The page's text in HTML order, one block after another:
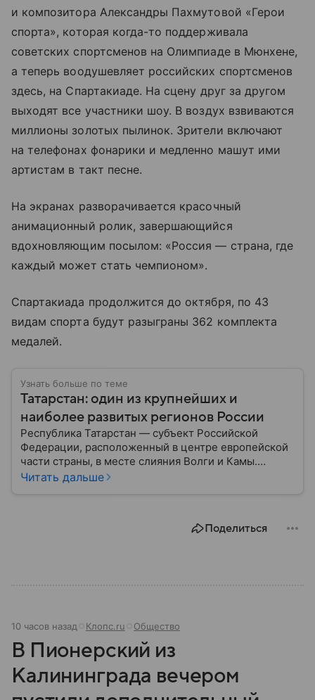
и композитора Александры Пахмутовой «Герои
спорта», которая когда-то поддерживала
советских спортсменов на Олимпиаде в Мюнхене,
а теперь воодушевляет российских спортсменов
здесь, на Спартакиаде. На сцену друг за другом
выходят все участники шоу. В воздух взвиваются
миллионы золотых пылинок. Зрители включают
на телефонах фонарики и медленно машут ими
артистам в такт песне.
На экранах разворачивается красочный
анимационный ролик, завершающийся
вдохновляющим посылом: «Россия — страна, где
каждый может стать чемпионом».
Спартакиада продолжится до октября, по 43
видам спорта будут разыграны 362 комплекта
медалей.
Узнать больше по теме
Татарстан: один из крупнейших и
наиболее развитых регионов России
Республика Татарстан — субъект Российской
Федерации, расположенный в центре европейской
части страны, в месте слияния Волги и Камы.
Регион считается одним из ведущих
наследием, многонациональным населением и
Читать дальше
Поделиться
10 часов назад Клопс.ru Общество
В Пионерский из
Калининграда вечером